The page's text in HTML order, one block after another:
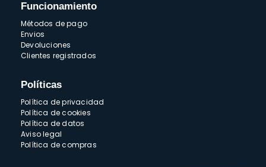
Funcionamiento
Métodos de pago
Envios
Devoluciones
Clientes registrados
Políticas
Política de privacidad
Política de cookies
Política de datos
Aviso legal
Política de compras